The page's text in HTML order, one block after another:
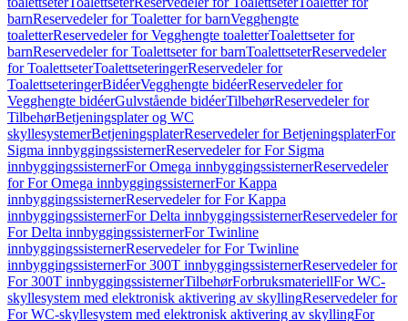
barnReservedeler for Toaletter for barnVegghengte
toaletterReservedeler for Vegghengte toaletterToalettseter for
barnReservedeler for Toalettseter for barnToalettseterReservedeler
for ToalettseterToalettseteringerReservedeler for
ToalettseteringerBidéerVegghengte bidéerReservedeler for
Vegghengte bidéerGulvstående bidéerTilbehørReservedeler for
TilbehørBetjeningsplater og WC
skyllesystemerBetjeningsplaterReservedeler for BetjeningsplaterFor
Sigma innbyggingssisternerReservedeler for For Sigma
innbyggingssisternerFor Omega innbyggingssisternerReservedeler
for For Omega innbyggingssisternerFor Kappa
innbyggingssisternerReservedeler for For Kappa
innbyggingssisternerFor Delta innbyggingssisternerReservedeler for
For Delta innbyggingssisternerFor Twinline
innbyggingssisternerReservedeler for For Twinline
innbyggingssisternerFor 300T innbyggingssisternerReservedeler for
For 300T innbyggingssisternerTilbehørForbruksmateriellFor WC-
skyllesystem med elektronisk aktivering av skyllingReservedeler for
For WC-skyllesystem med elektronisk aktivering av skyllingFor